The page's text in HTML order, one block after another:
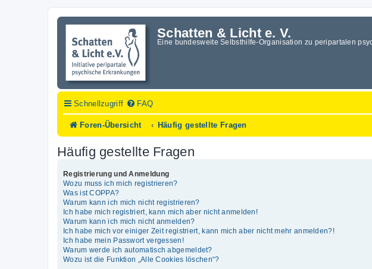
Schatten & Licht e. V.
Eine bundesweite Selbsthilfe-Organisation zu peripartalen
Schnellzugriff FAQ
Foren-Übersicht Häufig gestellte Fragen
Häufig gestellte Fragen
Registrierung und Anmeldung
Wozu muss ich mich registrieren?
Was ist COPPA?
Warum kann ich mich nicht registrieren?
Ich habe mich registriert, kann mich aber nicht anmelden!
Warum kann ich mich nicht anmelden?
Ich habe mich vor einiger Zeit registriert, kann mich aber nicht mehr anmelden?!
Ich habe mein Passwort vergessen!
Warum werde ich automatisch abgemeldet?
Wozu ist die Funktion „Alle Cookies löschen“?